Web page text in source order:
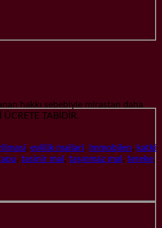
hakkı sebebiyle mirastan daha
ÜCRETE TABİDİR.
, evlilik mallari, immobilen, katki
, tasinir mal , taşınmaz mal , tereke,